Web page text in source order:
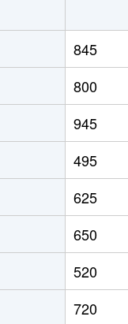
-
-
-
-
-
徒歩45分
-
-
845
800
945
495
625
650
520
720